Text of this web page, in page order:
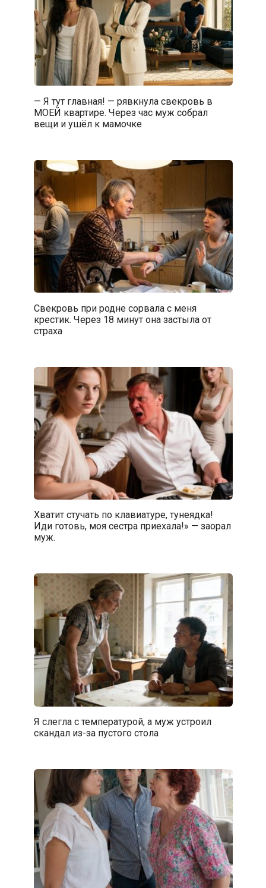
— Я тут главная! — рявкнула свекровь в
МОЕЙ квартире. Через час муж собрал
вещи и ушёл к мамочке
Свекровь при родне сорвала с меня
крестик. Через 18 минут она застыла от
страха
Хватит стучать по клавиатуре, тунеядка!
Иди готовь, моя сестра приехала!» — заорал
муж.
Я слегла с температурой, а муж устроил
скандал из-за пустого стола